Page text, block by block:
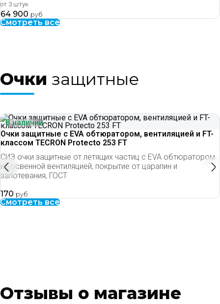
от 3 штук
64 900 руб
Смотреть все
Очки защитные
В наличии
Очки защитные с EVA обтюратором, вентиляцией и FT-
классом TECRON Protecto 253 FT
СИЗ очки защитные от летящих частиц с EVA обтюратором
и косвенной вентиляцией, покрытие от царапин и
запотевания, ГОСТ
170 руб
Смотреть все
Отзывы о магазине